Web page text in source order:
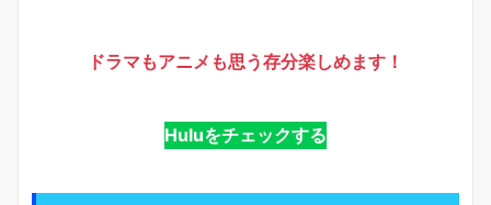
ドラマもアニメも思う存分楽しめます！
Huluをチェックする